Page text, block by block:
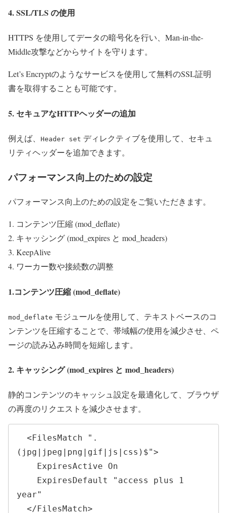
4. SSL/TLS の使用
HTTPS を使用してデータの暗号化を行い、Man-in-the-
Middle攻撃などからサイトを守ります。
Let’s Encryptのようなサービスを使用して無料のSSL証明
書を取得することも可能です。
5. セキュアなHTTPヘッダーの追加
例えば、 Header set ディレクティブを使用して、セキュ
リティヘッダーを追加できます。
パフォーマンス向上のための設定
パフォーマンス向上のための設定をご覧いただきます。
コンテンツ圧縮 (mod_deflate)
キャッシング (mod_expires と mod_headers)
KeepAlive
ワーカー数や接続数の調整
1.コンテンツ圧縮 (mod_deflate)
mod_deflate モジュールを使用して、テキストベースのコ
ンテンツを圧縮することで、帯域幅の使用を減少させ、ペ
ージの読み込み時間を短縮します。
2. キャッシング (mod_expires と mod_headers)
静的コンテンツのキャッシュ設定を最適化して、ブラウザ
の再度のリクエストを減少させます。
(jpg|jpeg|png|gif|js|css)$">
year"
  </FilesMatch>